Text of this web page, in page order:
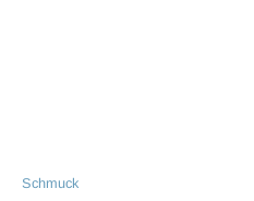
Schmuck